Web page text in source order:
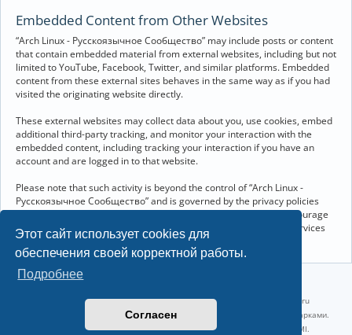
Этот сайт использует cookies для
обеспечения своей корректной работы.
Подробнее
Согласен
Embedded Content from Other Websites
“Arch Linux - Русскоязычное Сообщество” may include posts or content
that contain embedded material from external websites, including but not
limited to YouTube, Facebook, Twitter, and similar platforms. Embedded
content from these external sites behaves in the same way as if you had
visited the originating website directly.
These external websites may collect data about you, use cookies, embed
additional third-party tracking, and monitor your interaction with the
embedded content, including tracking your interaction if you have an
account and are logged in to that website.
Please note that such activity is beyond the control of “Arch Linux -
Русскоязычное Сообщество” and is governed by the privacy policies
and terms of service of the respective external websites. We encourage
you to review the privacy and cookie policies of any third-party services
you interact with through embedded content.
Linux 6.18.40-1-lts x86_64 GNU/Linux 2026-07-26 08:48:12 |
vps reg.ru
Название и логотип Arch Linux ™ являются признанными торговыми марками.
Linux ® — зарегистрированная торговая марка Linus Torvalds и LMI.